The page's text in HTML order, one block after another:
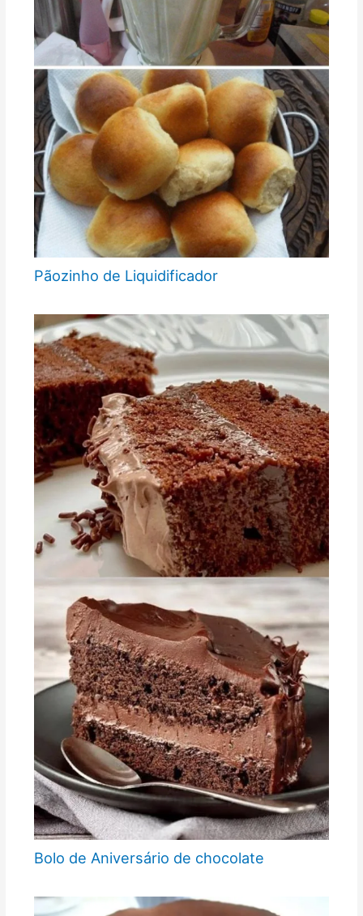
Pãozinho de Liquidificador
Bolo de Aniversário de chocolate